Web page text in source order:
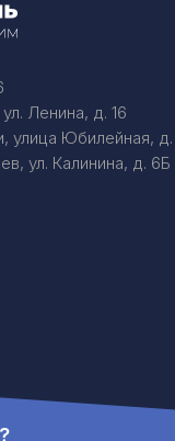
Ленина, д. 16
улица Юбилейная,
ул. Калинина, д. 6Б